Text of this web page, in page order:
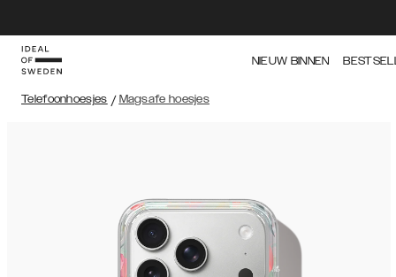
NIEUW BINNEN
Telefoonhoesjes / Magsafe hoesjes